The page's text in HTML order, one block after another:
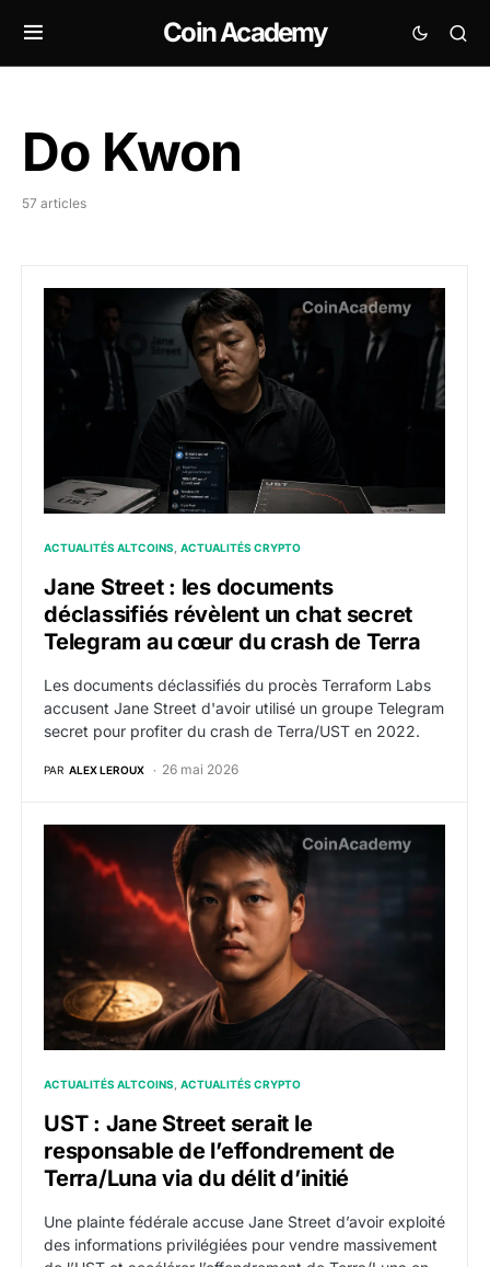
Coin Academy
Do Kwon
57 articles
Jane Street : les documents déclassifiés révèlent
ACTUALITÉS ALTCOINS ACTUALITÉS CRYPTO
Jane Street : les documents
déclassifiés révèlent un chat secret
Telegram au cœur du crash de Terra
Les documents déclassifiés du procès Terraform Labs
accusent Jane Street d'avoir utilisé un groupe Telegram
secret pour profiter du crash de Terra/UST en 2022.
PAR ALEX LEROUX 26 mai 2026
UST : Jane Street serait le responsable de
ACTUALITÉS ALTCOINS ACTUALITÉS CRYPTO
UST : Jane Street serait le
responsable de l’effondrement de
Terra/Luna via du délit d’initié
Une plainte fédérale accuse Jane Street d’avoir exploité
des informations privilégiées pour vendre massivement